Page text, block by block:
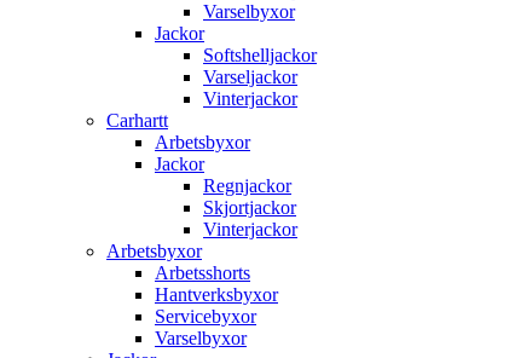
Varselbyxor
Jackor
Softshelljackor
Varseljackor
Vinterjackor
Carhartt
Arbetsbyxor
Jackor
Regnjackor
Skjortjackor
Vinterjackor
Arbetsbyxor
Arbetsshorts
Hantverksbyxor
Servicebyxor
Varselbyxor